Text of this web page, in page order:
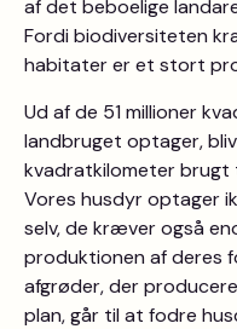
af det beboelige
Fordi biodiversiteten
habitater er et stort
Ud af de 51 millioner
landbruget optager,
kvadratkilometer
Vores husdyr optager
selv, de kræver også
produktionen af deres
afgrøder, der
plan, går til at fodre